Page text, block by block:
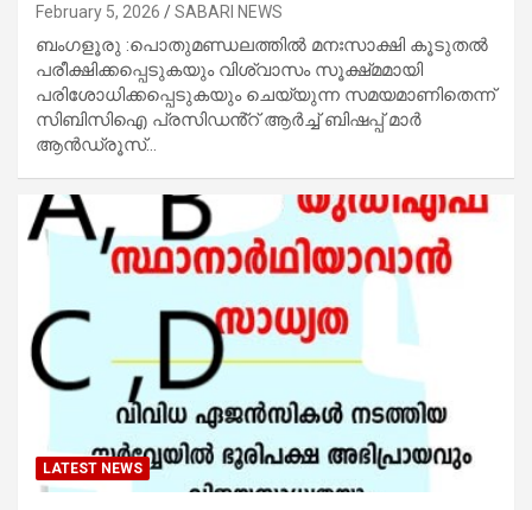
February 5, 2026 SABARI NEWS
ബംഗളൂരു :പൊതുമണ്ഡലത്തിൽ മനഃസാക്ഷി കൂടുതൽ
പരീക്ഷിക്കപ്പെടുകയും വിശ്വാസം സൂക്ഷ്‌മമായി
പരിശോധിക്കപ്പെടുകയും ചെയ്യുന്ന സമയമാണിതെന്ന്
സിബിസിഐ പ്രസിഡൻ്റ് ആർച്ച് ബിഷപ്പ് മാർ
ആൻഡ്രൂസ്…
LATEST NEWS